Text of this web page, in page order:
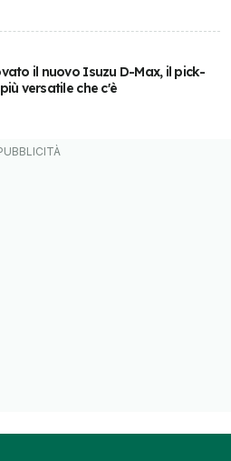
il nuovo Isuzu D-Max, il pick-
versatile che c'è